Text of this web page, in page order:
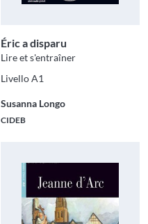
Éric a disparu
Lire et s'entraîner
Livello A1
Susanna Longo
CIDEB